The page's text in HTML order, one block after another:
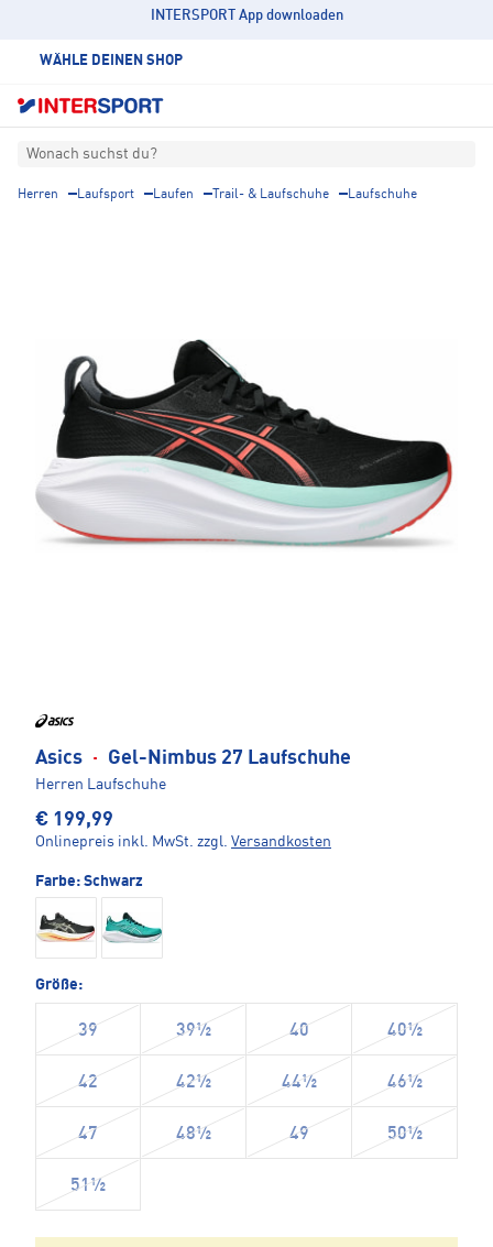
INTERSPORT App downloaden
WÄHLE DEINEN SHOP
Wonach suchst du?
Herren Laufsport Laufen Trail- & Laufschuhe Laufschuhe
Asics · Gel-Nimbus 27 Laufschuhe
Herren Laufschuhe
€ 199,99
Onlinepreis inkl. MwSt. zzgl. Versandkosten
Farbe: Schwarz
Größe:
39 39½ 40 40½
42 42½ 44½ 46½
47 48½ 49 50½
51½